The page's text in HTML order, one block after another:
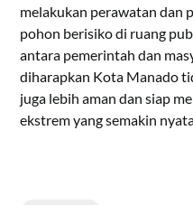
melakukan perawatan dan
pohon berisiko di ruang
antara pemerintah dan
diharapkan Kota Manado
juga lebih aman dan siap
ekstrem yang semakin